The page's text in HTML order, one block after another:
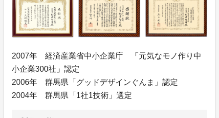
2007年 経済産業省中小企業庁 「元気なモノ作り中
小企業300社」認定
2006年 群馬県「グッドデザインぐんま」認定
2004年 群馬県「1社1技術」選定